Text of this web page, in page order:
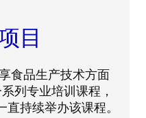
目
食品生产技术方面
列专业培训课程，
持续举办该课程。